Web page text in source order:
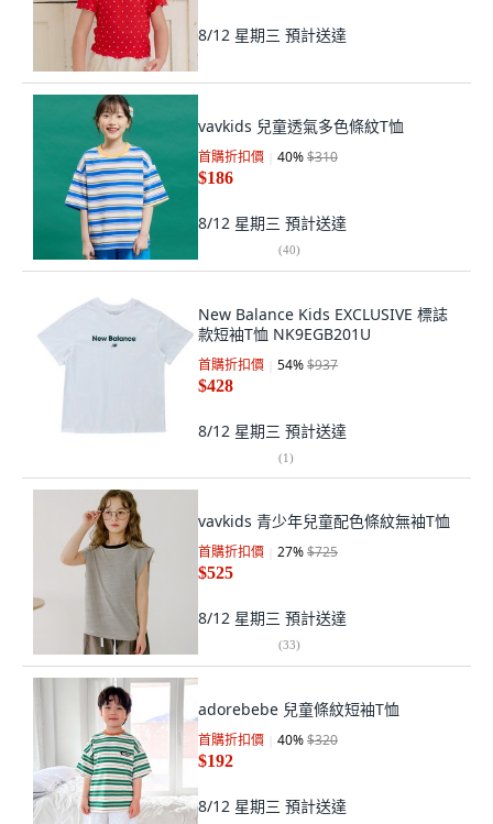
8/12 星期三 預計送達
vavkids 兒童透氣多色條紋T恤
首購折扣價 40%$310
$186
8/12 星期三 預計送達
(40)
New Balance Kids EXCLUSIVE 標誌
款短袖T恤 NK9EGB201U
首購折扣價 54%$937
$428
8/12 星期三 預計送達
(1)
vavkids 青少年兒童配色條紋無袖T恤
首購折扣價 27%$725
$525
8/12 星期三 預計送達
(33)
adorebebe 兒童條紋短袖T恤
首購折扣價 40%$320
$192
8/12 星期三 預計送達